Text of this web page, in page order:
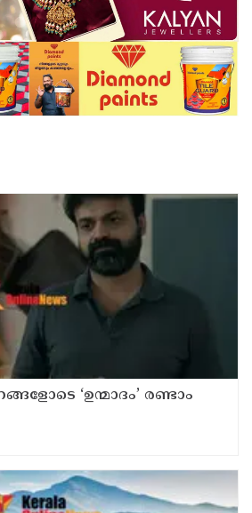
‘ഉന്മാദം’ രണ്ടാം